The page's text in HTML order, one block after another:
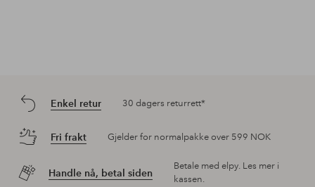
Enkel retur 30 dagers returrett*
Fri frakt Gjelder for normalpakke over 599 NOK
Handle nå, betal siden
Betale med elpy. Les mer i
kassen.